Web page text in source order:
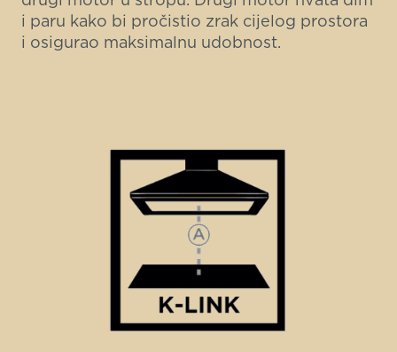
i paru kako bi pročistio zrak cijelog prostora
i osigurao maksimalnu udobnost.